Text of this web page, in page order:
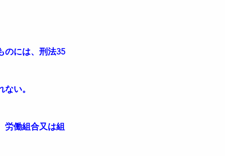
のには、刑法35
い。
労働組合又は組